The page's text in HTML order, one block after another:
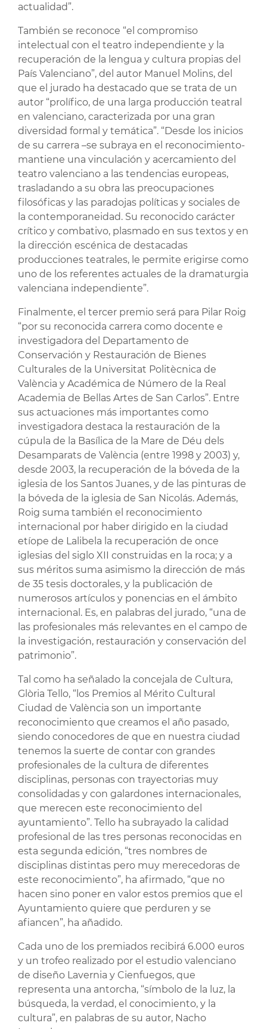
actualidad”.
También se reconoce “el compromiso
intelectual con el teatro independiente y la
recuperación de la lengua y cultura propias del
País Valenciano”, del autor Manuel Molins, del
que el jurado ha destacado que se trata de un
autor “prolífico, de una larga producción teatral
en valenciano, caracterizada por una gran
diversidad formal y temática”. “Desde los inicios
de su carrera –se subraya en el reconocimiento-
mantiene una vinculación y acercamiento del
teatro valenciano a las tendencias europeas,
trasladando a su obra las preocupaciones
filosóficas y las paradojas políticas y sociales de
la contemporaneidad. Su reconocido carácter
crítico y combativo, plasmado en sus textos y en
la dirección escénica de destacadas
producciones teatrales, le permite erigirse como
uno de los referentes actuales de la dramaturgia
valenciana independiente”.
Finalmente, el tercer premio será para Pilar Roig
“por su reconocida carrera como docente e
investigadora del Departamento de
Conservación y Restauración de Bienes
Culturales de la Universitat Politècnica de
València y Académica de Número de la Real
Academia de Bellas Artes de San Carlos”. Entre
sus actuaciones más importantes como
investigadora destaca la restauración de la
cúpula de la Basílica de la Mare de Déu dels
Desamparats de València (entre 1998 y 2003) y,
desde 2003, la recuperación de la bóveda de la
iglesia de los Santos Juanes, y de las pinturas de
la bóveda de la iglesia de San Nicolás. Además,
Roig suma también el reconocimiento
internacional por haber dirigido en la ciudad
etíope de Lalibela la recuperación de once
iglesias del siglo XII construidas en la roca; y a
sus méritos suma asimismo la dirección de más
de 35 tesis doctorales, y la publicación de
numerosos artículos y ponencias en el ámbito
internacional. Es, en palabras del jurado, “una de
las profesionales más relevantes en el campo de
la investigación, restauración y conservación del
patrimonio”.
Tal como ha señalado la concejala de Cultura,
Glòria Tello, “los Premios al Mérito Cultural
Ciudad de València son un importante
reconocimiento que creamos el año pasado,
siendo conocedores de que en nuestra ciudad
tenemos la suerte de contar con grandes
profesionales de la cultura de diferentes
disciplinas, personas con trayectorias muy
consolidadas y con galardones internacionales,
que merecen este reconocimiento del
ayuntamiento”. Tello ha subrayado la calidad
profesional de las tres personas reconocidas en
esta segunda edición, “tres nombres de
disciplinas distintas pero muy merecedoras de
este reconocimiento”, ha afirmado, “que no
hacen sino poner en valor estos premios que el
Ayuntamiento quiere que perduren y se
afiancen”, ha añadido.
Cada uno de los premiados recibirá 6.000 euros
y un trofeo realizado por el estudio valenciano
de diseño Lavernia y Cienfuegos, que
representa una antorcha, “símbolo de la luz, la
búsqueda, la verdad, el conocimiento, y la
cultura”, en palabras de su autor, Nacho